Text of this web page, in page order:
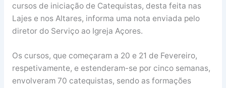
cursos de iniciação de Catequistas, desta feita nas
Lajes e nos Altares, informa uma nota enviada pelo
diretor do Serviço ao Igreja Açores.
Os cursos, que começaram a 20 e 21 de Fevereiro,
respetivamente, e estenderam-se por cinco semanas,
envolveram 70 catequistas, sendo as formações